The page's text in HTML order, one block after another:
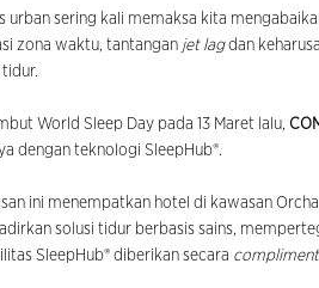
urban sering kali memaksa kita
zona waktu, tantangan jet lagdan
World Sleep Day pada 13 Maret lalu,
dengan teknologi SleepHub®.
ini menempatkan hotel di kawasan
solusi tidur berbasis sains,
SleepHub® diberikan secara